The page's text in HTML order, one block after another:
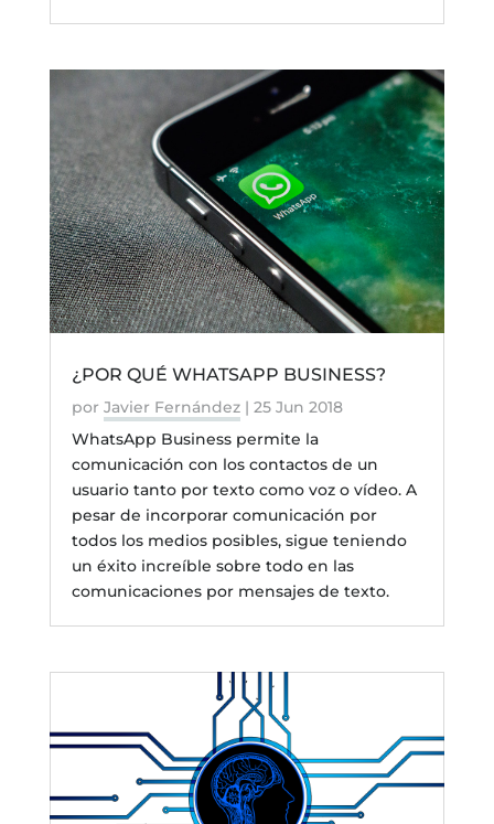
¿POR QUÉ WHATSAPP BUSINESS?
por Javier Fernández| 25 Jun 2018
WhatsApp Business permite la
comunicación con los contactos de un
usuario tanto por texto como voz o vídeo. A
pesar de incorporar comunicación por
todos los medios posibles, sigue teniendo
un éxito increíble sobre todo en las
comunicaciones por mensajes de texto.